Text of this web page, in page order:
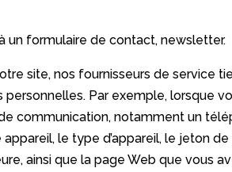
un formulaire de contact, newsletter.
site, nos fournisseurs de service
Par exemple, lorsque
communication, notamment un
le type d’appareil, le jeton de
ainsi que la page Web que vous